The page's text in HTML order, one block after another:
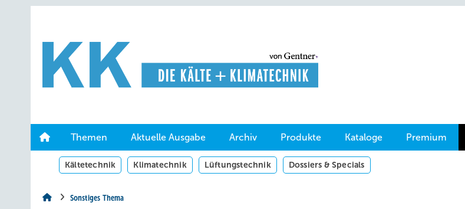
Hauptinhalt
Hauptmenü
Themen Aktuelle Ausgabe Archiv Produkte Kataloge Premium
Kältetechnik Klimatechnik Lüftungstechnik Dossiers & Specials
Sonstiges Thema